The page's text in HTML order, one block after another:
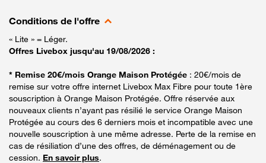
Conditions de l'offre
« Lite » = Léger.
Offres Livebox jusqu'au 19/08/2026 :
* Remise 20€/mois Orange Maison Protégée : 20€/mois de
remise sur votre offre internet Livebox Max Fibre pour toute 1ère
souscription à Orange Maison Protégée. Offre réservée aux
nouveaux clients n’ayant pas résilié le service Orange Maison
Protégée au cours des 6 derniers mois et incompatible avec une
nouvelle souscription à une même adresse. Perte de la remise en
cas de résiliation d’une des offres, de déménagement ou de
cession. En savoir plus.